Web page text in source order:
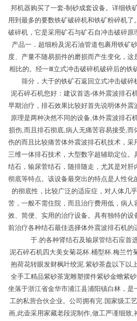
邦机器购买了一套-制砂成套设备。详细铁
用到最多的要数铁矿破碎机和铁矿粉碎机
破碎机，它是采用矿石与矿石自冲击破碎原
产品一．超细粉及泥石油管道包裹用铁矿
度、产量不随易损件的磨损而产生变化，
相比的。经一Ⅲ立式冲击破碎机破碎后的铁
筛分，大于的铁矿石返回立式冲击破碎
泥石碎石机您好：建议首选-体外震波排石
早期治疗，排石效果比较好首先说明体外震
原理是两种决然不同的设备,体外震波排石
损伤,而且排石彻底,病人无痛苦容易接受,而
伤的而且比较痛苦体外震波排石机技术，
三维一体排石技术，大型数字超辅助定位
结石，输尿菅结石，随排随走，尤其是对
彻底等特点。该设备最突出的特点是人性
的彻底性，比较广泛的适应症，对人体几
苦，一般不需住院，而且治疔费用低，病
效、简便、实用的治疗设备。具有独特的设
前治疗各种结石最佳选择体外震波排石机
于.的各种肾结石及输尿管结石应首
泥石碎石机四大美女菊花杯.桶型杯.梅兰竹
抱荷花转眼发财枫叶绞泥.紫砂茶盘以下以
全手工精品紫砂茶宠雕塑摆件紫砂金蟾紫
坐落于浙江省金华市浦江县浦阳镇白林，是
工的私营合伙企业。公司拥有完.国家级工
画,此壶采用家藏老段泥制作,做工严谨细致,